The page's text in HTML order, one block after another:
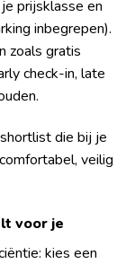
prijsklasse en
inbegrepen).
zoals gratis
check-in, late
die bij je
veilig
voor je
kies een